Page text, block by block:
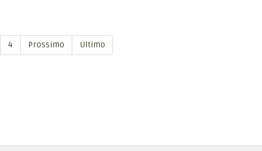
4 Prossimo Ultimo